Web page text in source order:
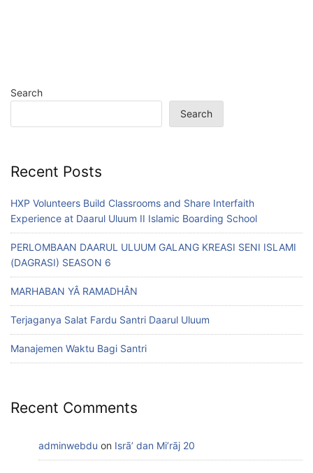
Search
Search
Recent Posts
HXP Volunteers Build Classrooms and Share Interfaith
Experience at Daarul Uluum II Islamic Boarding School
PERLOMBAAN DAARUL ULUUM GALANG KREASI SENI ISLAMI
(DAGRASI) SEASON 6
MARHABAN YÂ RAMADHÂN
Terjaganya Salat Fardu Santri Daarul Uluum
Manajemen Waktu Bagi Santri
Recent Comments
adminwebdu on Isrā’ dan Mi’rāj 20